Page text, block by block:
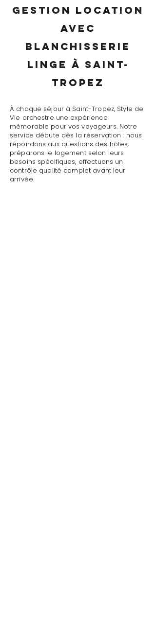
gestion location
avec
blanchisserie
linge à Saint-
Tropez
À chaque séjour à Saint-Tropez, Style de
Vie orchestre une expérience
mémorable pour vos voyageurs. Notre
service débute dès la réservation : nous
répondons aux questions des hôtes,
préparons le logement selon leurs
besoins spécifiques, effectuons un
contrôle qualité complet avant leur
arrivée.